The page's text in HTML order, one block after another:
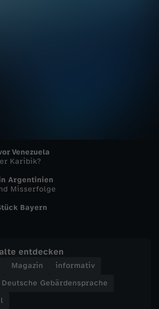
Venezuela
Karibik?
Argentinien
Misserfolge
Bayern
entdecken
Magazin
informativ
Deutsche Gebärdensprache